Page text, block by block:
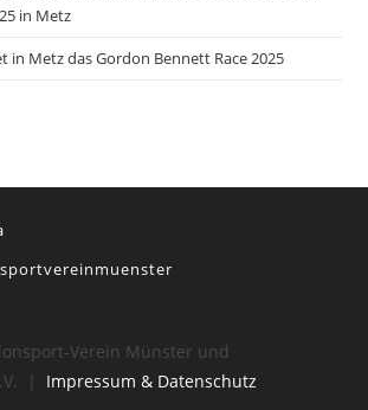
in Metz
in Metz das Gordon Bennett Race 2025
Verein Münster und
| Impressum & Datenschutz